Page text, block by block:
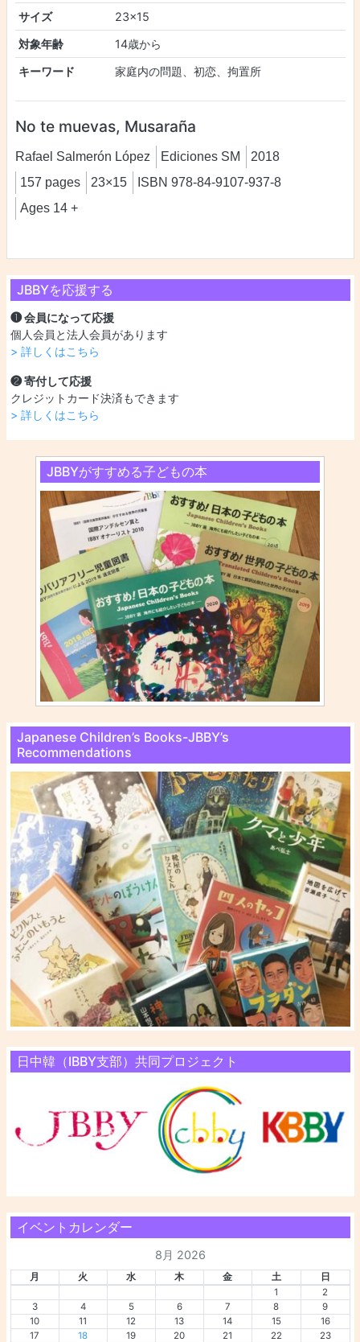
JBBYを応援する
❶ 会員になって応援
個人会員と法人会員があります
> 詳しくはこちら
❷ 寄付して応援
クレジットカード決済もできます
> 詳しくはこちら
JBBYがすすめる子どもの本
Japanese Children’s Books-JBBY’s
Recommendations
日中韓（IBBY支部）共同プロジェクト
イベントカレンダー
8月 2026
月 火 水 木 金 土
日
1
2
3
4 5 6 7 8
9
10
11 12 13 14 15
16
17
18 19 20 21 22
23
サイズ
23×15
対象年齢
14歳から
キーワード
家庭内の問題、初恋、拘置所
No te muevas, Musaraña
Rafael Salmerón López Ediciones SM
2018
157 pages
23×15
ISBN 978-84-9107-937-8
Ages 14 +